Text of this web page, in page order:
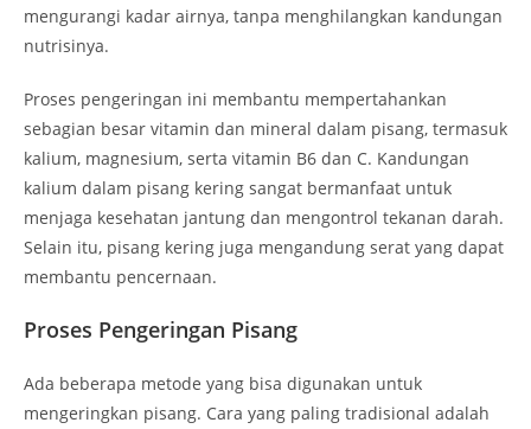
mengurangi kadar airnya, tanpa menghilangkan kandungan
nutrisinya.
Proses pengeringan ini membantu mempertahankan
sebagian besar vitamin dan mineral dalam pisang, termasuk
kalium, magnesium, serta vitamin B6 dan C. Kandungan
kalium dalam pisang kering sangat bermanfaat untuk
menjaga kesehatan jantung dan mengontrol tekanan darah.
Selain itu, pisang kering juga mengandung serat yang dapat
membantu pencernaan.
Proses Pengeringan Pisang
Ada beberapa metode yang bisa digunakan untuk
mengeringkan pisang. Cara yang paling tradisional adalah